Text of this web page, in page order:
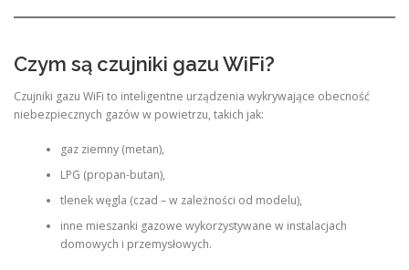
Czym są czujniki gazu WiFi?
Czujniki gazu WiFi to inteligentne urządzenia wykrywające obecność
niebezpiecznych gazów w powietrzu, takich jak:
gaz ziemny (metan),
LPG (propan-butan),
tlenek węgla (czad – w zależności od modelu),
inne mieszanki gazowe wykorzystywane w instalacjach
domowych i przemysłowych.